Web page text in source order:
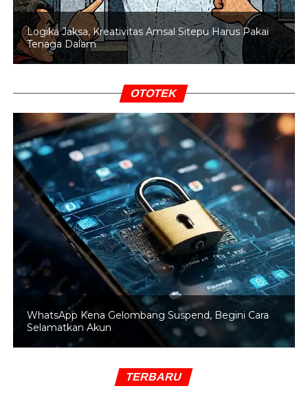
PILPRES PILPRES 2019
UP NEXT
Tentukan Awal Ramadan, Kemenag Gelar Sidang
Isbat Sore Ini
Gonjan-ganjing Internal Penyidik, KPK Diambang
Logika Jaksa, Kreativitas Amsal Sitepu Harus Pakai
Tenaga Dalam
OTOTEK
WhatsApp Kena Gelombang Suspend, Begini Cara
Selamatkan Akun
TERBARU